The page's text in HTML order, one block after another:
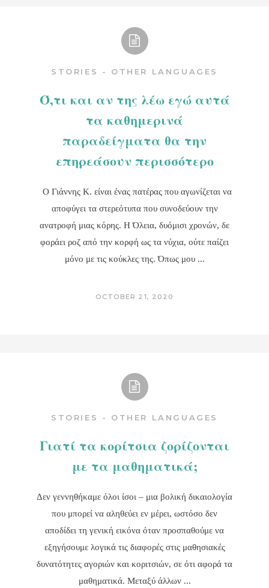
STORIES - OTHER LANGUAGES
Ό,τι και αν της λέω εγώ αυτά
τα καθημερινά
παραδείγματα θα την
επηρεάσουν περισσότερο
Ο Γιάννης Κ. είναι ένας πατέρας που αγωνίζεται να
αποφύγει τα στερεότυπα που συνοδεύουν την
ανατροφή μιας κόρης. Η Όλεια, δυόμισι χρονών, δε
φοράει ροζ από την κορφή ως τα νύχια, ούτε παίζει
μόνο με τις κούκλες της. Όπως μου
OCTOBER 21, 2020
STORIES - OTHER LANGUAGES
Γιατί τα κορίτσια ζορίζονται
με τα μαθηματικά;
Δεν γεννηθήκαμε όλοι ίσοι – μια βολική δικαιολογία
που μπορεί να αληθεύει εν μέρει, ωστόσο δεν
αποδίδει τη γενική εικόνα όταν προσπαθούμε να
εξηγήσουμε λογικά τις διαφορές στις μαθησιακές
δυνατότητες αγοριών και κοριτσιών, σε ότι αφορά τα
μαθηματικά. Μεταξύ άλλων